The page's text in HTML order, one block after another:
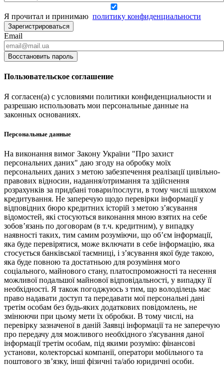
Я прочитал и принимаю политику конфиденциальности
Зарегистрироваться
Email
Восстановить пароль
Пользовательское соглашение
Я согласен(а) с условиями политики конфиденциальности и
разрешаю использовать мои персональные данные на
законных основаниях.
Персональные данные
На виконання вимог Закону України "Про захист
персональних даних" даю згоду на обробку моїх
персональних даних з метою забезпечення реалізації цивільно-
правових відносин, надання/отримання та здійснення
розрахунків за придбані товари/послуги, в тому числі шляхом
кредитування. Не заперечую щодо перевірки інформації у
відповідних бюро кредитних історій з метою з’ясування
відомостей, які стосуються виконання мною взятих на себе
зобов’язань по договорам (в т.ч. кредитним), у випадку
наявності таких, тим самим розуміючи, що об’єм інформації,
яка буде перевірятися, може включати в себе інформацію, яка
стосується банківської таємниці, і з’ясування якої буде такою,
яка буде повною та достатньою для розуміння мого
соціального, майнового стану, платоспроможності та несення
можливої подальшої майнової відповідальності, у випадку її
необхідності. Я також погоджуюсь з тим, що володілець має
право надавати доступ та передавати мої персональні дані
третім особам без будь-яких додаткових повідомлень, не
змінюючи при цьому мети їх обробки. В тому числі, на
перевірку зазначеної в даній Заявці інформації та не заперечую
про передачу для можливого необхідного з'ясування даної
інформації третім особам, під якими розумію: фінансові
установи, колекторські компанії, оператори мобільного та
поштового зв’язку, інші фізичні та/або юридичні особи.